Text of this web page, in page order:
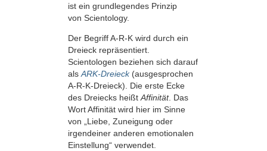
ist ein grundlegendes Prinzip
von Scientology.
Der Begriff A-R-K wird durch ein
Dreieck repräsentiert.
Scientologen beziehen sich darauf
als ARK-Dreieck(ausgesprochen
A-R-K-Dreieck). Die erste Ecke
des Dreiecks heißt Affinität. Das
Wort Affinität wird hier im Sinne
von „Liebe, Zuneigung oder
irgendeiner anderen emotionalen
Einstellung“ verwendet.